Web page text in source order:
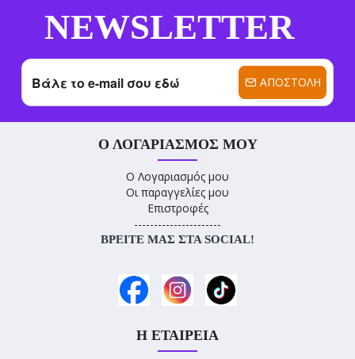
NEWSLETTER
ΑΠΟΣΤΟΛΉ
Ο ΛΟΓΑΡΙΑΣΜΌΣ ΜΟΥ
Ο Λογαριασμός μου
Οι παραγγελίες μου
Επιστροφές
----------------------
ΒΡΕΊΤΕ ΜΑΣ ΣΤΑ SOCIAL!
Η ΕΤΑΙΡΕΊΑ